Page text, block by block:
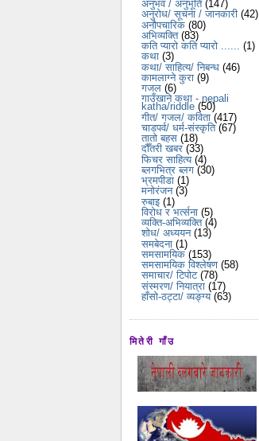
अनुभव / अनुभूति (147)
अनुरोध/ सूचना / जानकारी (42)
अनौपचारिक (80)
अभिव्यक्ति (83)
कति प्यारो कति प्यारो ...... (1)
कथा (3)
कथा/ साहित्य/ निबन्ध (46)
कामलाग्ने कुरा (9)
गजल (6)
गाउँखाने कथा - nepali
katha/riddle (50)
गीत/ गजल/ कविता (417)
चाडपर्व/ धर्म-संस्कृति (67)
तातो बहस (18)
दौँतरी खबर (33)
फिचर साहित्य (4)
ब्लगभित्र ब्लग (30)
भ्रमपीडा (1)
मनोरंजन (3)
रुबाइ (1)
विरोध र भर्त्सना (5)
व्यक्ति-अभिव्यक्ति (4)
शोध/ अध्ययन (13)
समबेदना (1)
समसामयिक (153)
समसामयिक विश्लेषण (58)
समाचार/ टिपोट (78)
संस्मरण/ नियात्रा (17)
हाँसो-ठट्टा/ व्यङ्ग्य (63)
मितेरी गाँउ